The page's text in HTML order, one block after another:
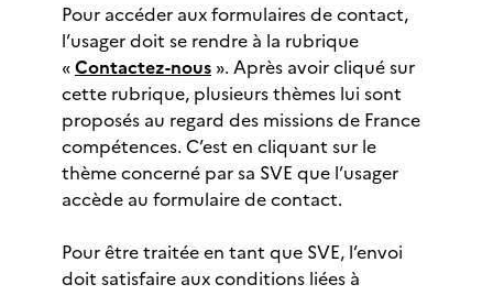
Pour accéder aux formulaires de contact,
l’usager doit se rendre à la rubrique
«Contactez-nous ». Après avoir cliqué sur
cette rubrique, plusieurs thèmes lui sont
proposés au regard des missions de France
compétences. C’est en cliquant sur le
thème concerné par sa SVE que l’usager
accède au formulaire de contact.
Pour être traitée en tant que SVE, l’envoi
doit satisfaire aux conditions liées à